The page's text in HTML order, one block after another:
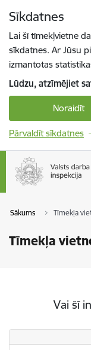
Sīkdatnes
Lai šī tīmekļvietne
sīkdatnes. Ar Jūsu
izmantotas
Lūdzu, atzīmējiet
Noraidīt
Pārvaldīt sīkdatnes
Sākums Tīmekļa
Tīmekļa
Vai šī
Vai šī